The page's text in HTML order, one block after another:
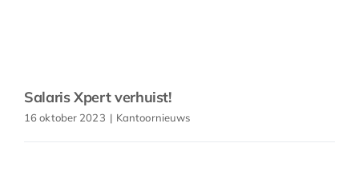
Salaris Xpert verhuist!
16 oktober 2023 | Kantoornieuws